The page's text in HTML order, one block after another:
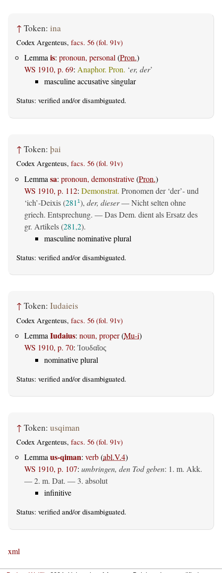
↑ Token: ina
Codex Argenteus, facs. 56 (fol. 91v)
Lemmais: pronoun, personal(Pron.)
WS 1910, p. 69: Anaphor. Pron. ‘er, der’
masculine accusative singular
Status: verified and/or disambiguated.
↑ Token: þai
Codex Argenteus, facs. 56 (fol. 91v)
Lemma sa: pronoun, demonstrative(Pron.)
WS 1910, p. 112: Demonstrat. Pronomen der ‘der’- und
‘ich’-Deixis (281 1), der, dieser— Nicht selten ohne
griech. Entsprechung. — Das Dem. dient als Ersatz des
gr. Artikels (281,2).
masculine nominative plural
Status: verified and/or disambiguated.
↑ Token: Iudaieis
Codex Argenteus, facs. 56 (fol. 91v)
Lemma Iudaius: noun, proper(Mu-i)
WS 1910, p. 70: Ἰουδαῖος
nominative plural
Status: verified and/or disambiguated.
↑ Token: usqiman
Codex Argenteus, facs. 56 (fol. 91v)
Lemmaus-qiman: verb(abl.V.4)
WS 1910, p. 107: umbringen, den Tod geben: 1. m. Akk.
— 2. m. Dat. — 3. absolut
infinitive
Status: verified and/or disambiguated.
xml